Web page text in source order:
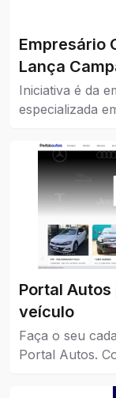
Empresário
Lança
Impulsionar
Iniciativa é da
especializada
Portal
veículo
Faça o seu
Portal Autos.